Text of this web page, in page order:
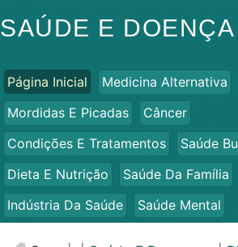
SAÚDE E DOENÇA
Página Inicial
Medicina Alternativa
Mordidas E Picadas
Câncer
Condições E Tratamentos
Saúde
Dieta E Nutrição
Saúde Da Família
Indústria Da Saúde
Saúde Mental